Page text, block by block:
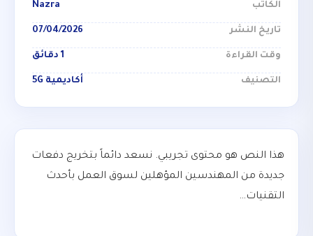
الكاتب Nazra
تاريخ النشر 07/04/2026
وقت القراءة 1 دقائق
التصنيف أكاديمية 5G
هذا النص هو محتوى تجريبي. نسعد دائماً بتخريج دفعات
جديدة من المهندسين المؤهلين لسوق العمل بأحدث
التقنيات…